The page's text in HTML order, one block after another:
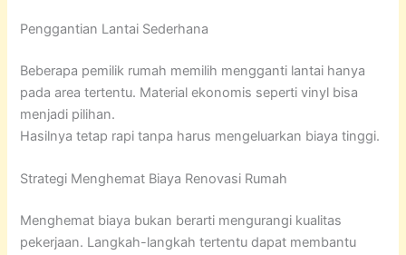
Penggantian Lantai Sederhana
Beberapa pemilik rumah memilih mengganti lantai hanya
pada area tertentu. Material ekonomis seperti vinyl bisa
menjadi pilihan.
Hasilnya tetap rapi tanpa harus mengeluarkan biaya tinggi.
Strategi Menghemat Biaya Renovasi Rumah
Menghemat biaya bukan berarti mengurangi kualitas
pekerjaan. Langkah-langkah tertentu dapat membantu